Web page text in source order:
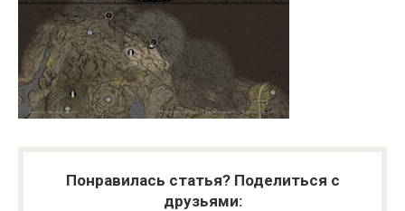
Понравилась статья? Поделиться с
друзьями: